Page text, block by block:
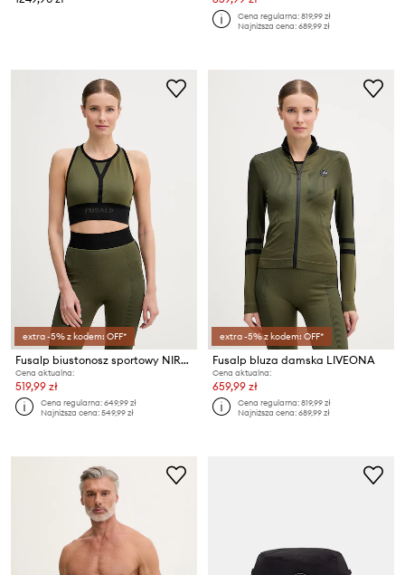
Cena regularna:819,99 zł
Najniższa cena:689,99 zł
extra -5% z kodem: OFF*
Fusalp biustonosz sportowy NIRAE
Cena aktualna:
519,99 zł
Cena regularna:649,99 zł
Najniższa cena:549,99 zł
extra -5% z kodem: OFF*
Fusalp bluza damska LIVEONA
Cena aktualna:
659,99 zł
Cena regularna:819,99 zł
Najniższa cena:689,99 zł